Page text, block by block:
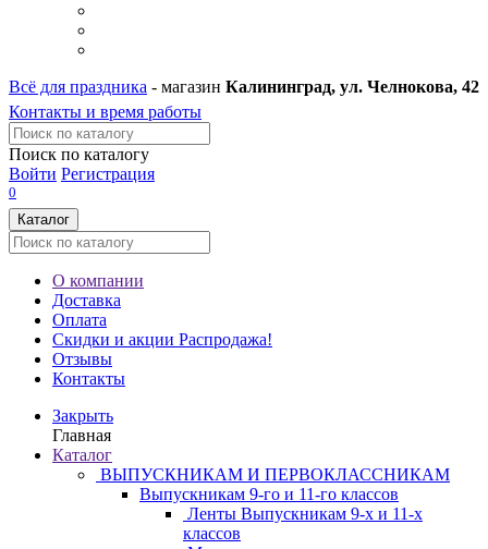
Всё для праздника - магазин Калининград, ул. Челнокова, 42
Контакты и время работы
Поиск по каталогу
Войти Регистрация
0
Каталог
О компании
Доставка
Оплата
Скидки и акции Распродажа!
Отзывы
Контакты
Закрыть
Главная
Каталог
ВЫПУСКНИКАМ И ПЕРВОКЛАССНИКАМ
Выпускникам 9-го и 11-го классов
Ленты Выпускникам 9-х и 11-х
классов